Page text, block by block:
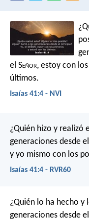
el Señor, estoy con
últimos.
Isaías 41:4 - NVI
¿Quién hizo y realizó
generaciones desde
y yo mismo con los
Isaías 41:4 - RVR60
¿Quién lo ha hecho y
generaciones desde